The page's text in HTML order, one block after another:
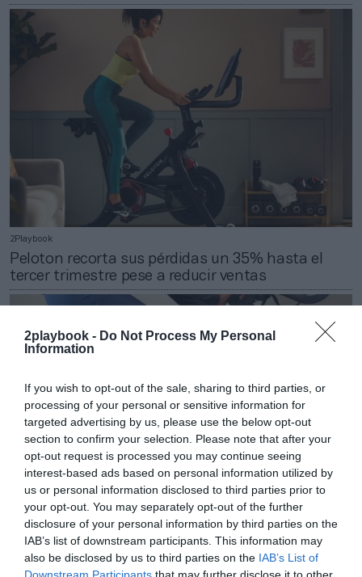
2playbook - Do Not Process My Personal
Information
If you wish to opt-out of the sale, sharing to third parties, or
processing of your personal or sensitive information for
targeted advertising by us, please use the below opt-out
section to confirm your selection. Please note that after your
opt-out request is processed you may continue seeing
interest-based ads based on personal information utilized by
us or personal information disclosed to third parties prior to
your opt-out. You may separately opt-out of the further
disclosure of your personal information by third parties on the
IAB’s list of downstream participants. This information may
also be disclosed by us to third parties on the IAB’s List of
Downstream Participants that may further disclose it to other
2Playbook
Peloton recorta sus pérdidas un 35% hasta el
tercer trimestre pese a reducir ventas
2Playbook
Peloton amplía su alianza con Hilton: equipará
hasta 5.400 hoteles con sus bicis conectadas